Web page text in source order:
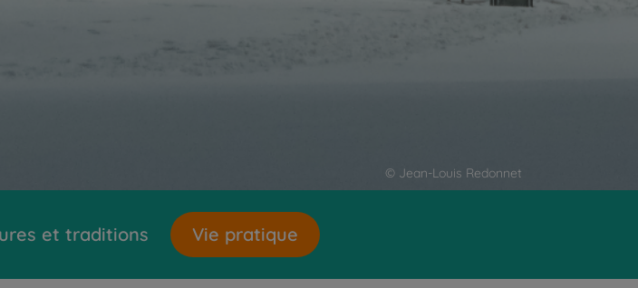
© Jean-Louis Redonnet
et traditions Vie pratique